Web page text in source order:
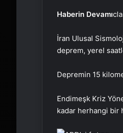
Haberin Devamı
İran Ulusal
deprem, yerel
Depremin 15
Endimeşk Kriz
kadar herhangi bir